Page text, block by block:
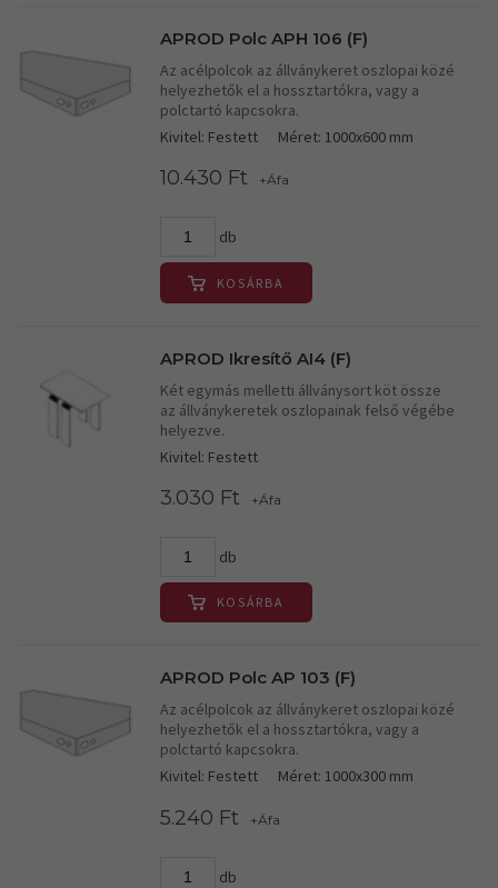
APROD Polc APH 106 (F)
Az acélpolcok az állványkeret oszlopai közé
helyezhetők el a hossztartókra, vagy a
polctartó kapcsokra.
Kivitel: Festett
Méret: 1000x600 mm
10.430 Ft +Áfa
db
KOSÁRBA
APROD Ikresítő AI4 (F)
Két egymás melletti állványsort köt össze
az állványkeretek oszlopainak felső végébe
helyezve.
Kivitel: Festett
3.030 Ft +Áfa
db
KOSÁRBA
APROD Polc AP 103 (F)
Az acélpolcok az állványkeret oszlopai közé
helyezhetők el a hossztartókra, vagy a
polctartó kapcsokra.
Kivitel: Festett
Méret: 1000x300 mm
5.240 Ft +Áfa
db